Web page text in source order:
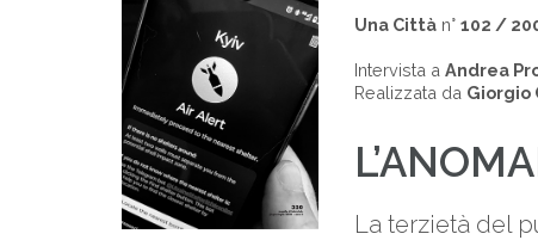
Una Città n° 102 /
Intervista a Andrea
Realizzata da Giorgio
La terzietà del